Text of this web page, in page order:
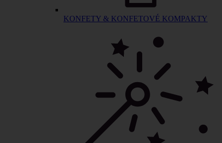
KONFETY & KONFETOVÉ KOMPAKTY